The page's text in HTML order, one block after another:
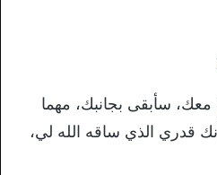
معك، سأبقى بجانبك، مهما
قدري الذي ساقه الله لي،